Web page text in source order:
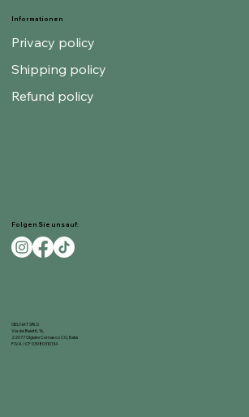
Informationen
Privacy policy
Shipping policy
Refund policy
Folgen Sie uns auf:
GELNAT SRLS
Via dei Baietti, 16,
22077 Olgiate Comasco CO, Italia
P.IVA / CF 03980310134